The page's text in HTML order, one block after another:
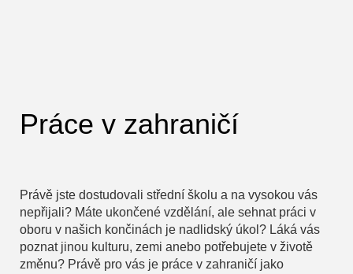
Práce v zahraničí
Právě jste dostudovali střední školu a na vysokou vás
nepřijali? Máte ukončené vzdělání, ale sehnat práci v
oboru v našich končinách je nadlidský úkol? Láká vás
poznat jinou kulturu, zemi anebo potřebujete v životě
změnu? Právě pro vás je práce v zahraničí jako